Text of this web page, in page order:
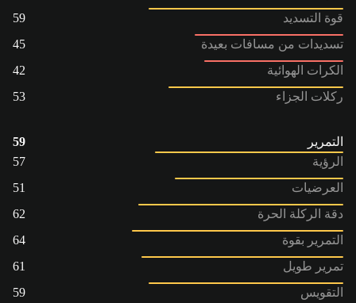
قوة التسديد
59
تسديدات من مسافات بعيدة
45
الكرات الهوائية
42
ركلات الجزاء
53
التمرير
59
الرؤية
57
العرضيات
51
دقة الركلة الحرة
62
التمرير بقوة
64
تمرير طويل
61
التقويس
59